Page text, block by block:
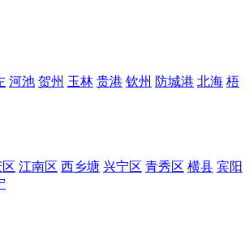
河池 贺州 玉林 贵港 钦州 防城港 北海 梧
区 江南区 西乡塘 兴宁区 青秀区 横县 宾阳